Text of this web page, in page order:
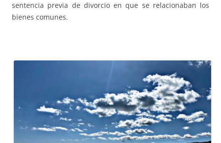
sentencia previa de divorcio en que se relacionaban los
bienes comunes.